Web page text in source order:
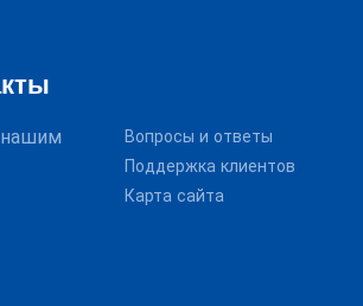
Вопросы и ответы
Поддержка клиентов
Карта сайта